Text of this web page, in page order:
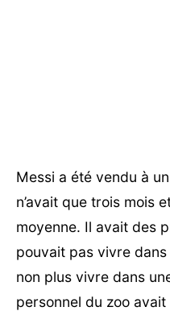
Messi a été vendu à
n’avait que trois mois
moyenne. Il avait des
pouvait pas vivre
non plus vivre dans
personnel du zoo avait